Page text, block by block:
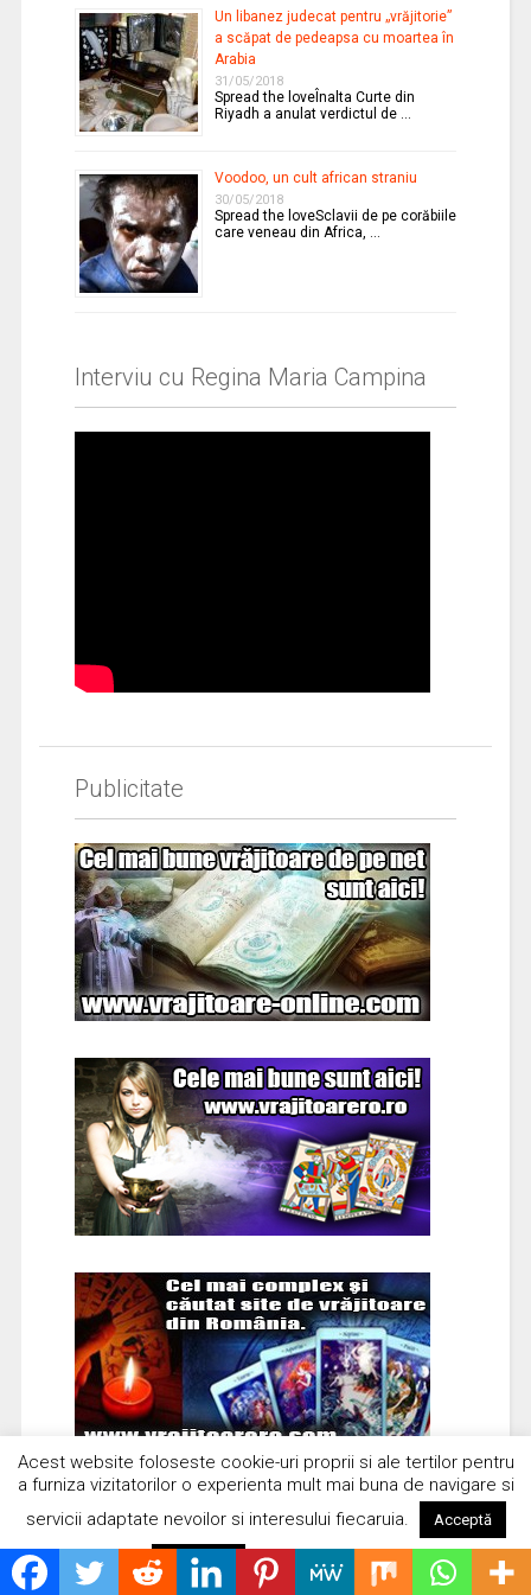
Un libanez judecat pentru „vrăjitorie”
a scăpat de pedeapsa cu moartea în
Arabia
31/05/2018
Spread the loveÎnalta Curte din
Riyadh a anulat verdictul de …
Voodoo, un cult african straniu
30/05/2018
Spread the loveSclavii de pe corăbiile
care veneau din Africa, …
Interviu cu Regina Maria Campina
Publicitate
Acest website foloseste cookie-uri proprii si ale tertilor pentru
a furniza vizitatorilor o experienta mult mai buna de navigare si
servicii adaptate nevoilor si interesului fiecaruia.
Acceptă
Respinge Citește mai mult